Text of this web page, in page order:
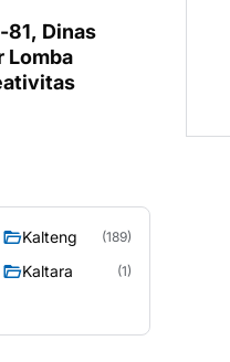
81, Dinas
Lomba
Kalteng (189)
Kaltara (1)